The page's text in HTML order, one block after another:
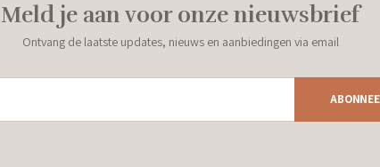
Meld je aan voor onze nieuwsbrief
Ontvang de laatste updates, nieuws en aanbiedingen via email